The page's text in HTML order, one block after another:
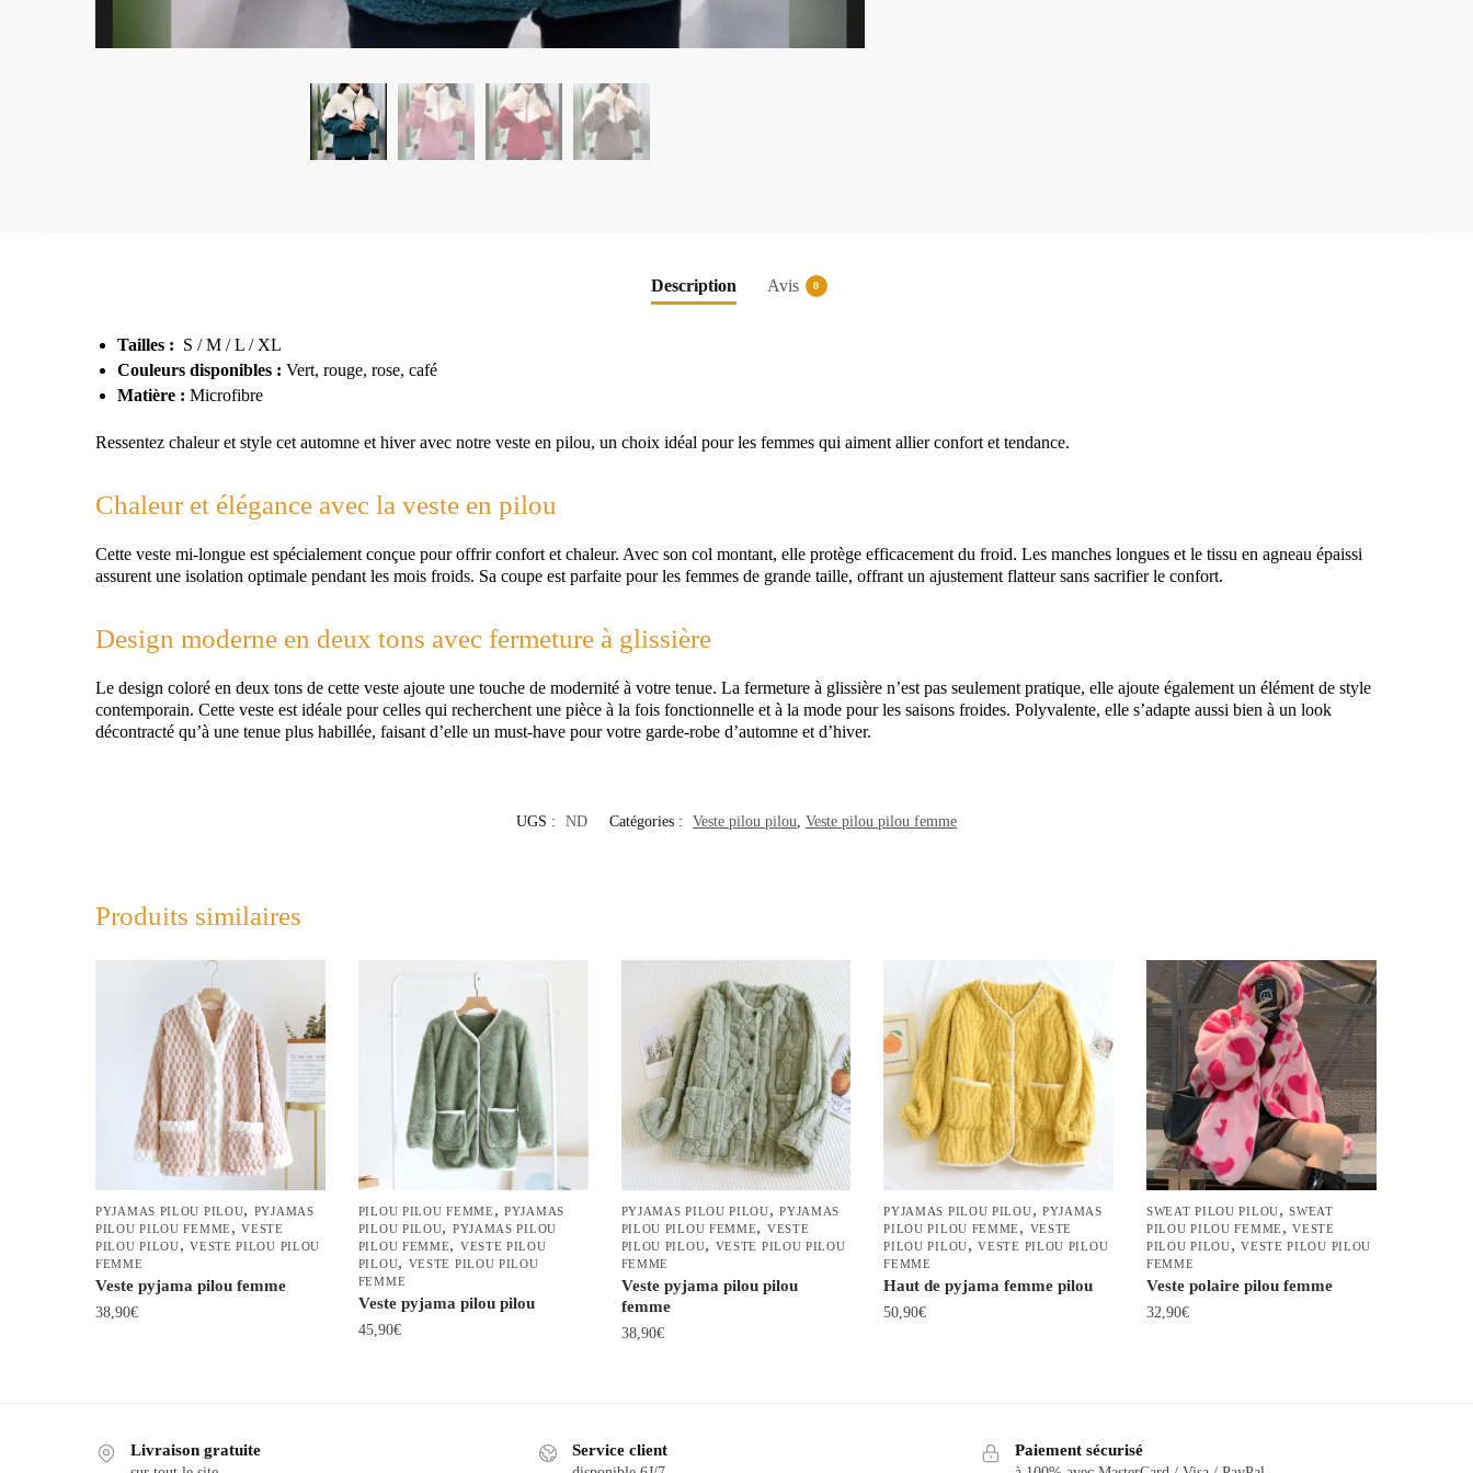
Description Avis 0
Tailles : S / M / L / XL
Couleurs disponibles :Vert, rouge, rose, café
Matière :Microfibre
Ressentez chaleur et style cet automne et hiver avec notre veste en pilou, un choix idéal pour les femmes qui aiment allier confort et tendance.
Chaleur et élégance avec la veste en pilou
Cette veste mi-longue est spécialement conçue pour offrir confort et chaleur. Avec son col montant, elle protège efficacement du froid. Les manches longues et le tissu en agneau épaissi
assurent une isolation optimale pendant les mois froids. Sa coupe est parfaite pour les femmes de grande taille, offrant un ajustement flatteur sans sacrifier le confort.
Design moderne en deux tons avec fermeture à glissière
Le design coloré en deux tons de cette veste ajoute une touche de modernité à votre tenue. La fermeture à glissière n’est pas seulement pratique, elle ajoute également un élément de style
contemporain. Cette veste est idéale pour celles qui recherchent une pièce à la fois fonctionnelle et à la mode pour les saisons froides. Polyvalente, elle s’adapte aussi bien à un look
décontracté qu’à une tenue plus habillée, faisant d’elle un must-have pour votre garde-robe d’automne et d’hiver.
UGS : ND Catégories : Veste pilou pilou, Veste pilou pilou femme
Produits similaires
PYJAMAS PILOU PILOU, PYJAMAS
PILOU PILOU FEMME,VESTE
PILOU PILOU,VESTE PILOU PILOU
FEMME
Veste pyjama pilou femme
38,90€
variations.
PILOU PILOU FEMME,PYJAMAS
PILOU PILOU, PYJAMAS PILOU
PILOU FEMME, VESTE PILOU
PILOU, VESTE PILOU PILOU
FEMME
Veste pyjama pilou pilou
45,90€
PYJAMAS PILOU PILOU,PYJAMAS
PILOU PILOU FEMME, VESTE
PILOU PILOU, VESTE PILOU PILOU
FEMME
Veste pyjama pilou pilou
femme
38,90€
plusieurs
PYJAMAS PILOU PILOU, PYJAMAS
PILOU PILOU FEMME, VESTE
PILOU PILOU,VESTE PILOU PILOU
FEMME
Haut de pyjama femme pilou
50,90€
SWEAT PILOU PILOU,SWEAT
PILOU PILOU FEMME,VESTE
PILOU PILOU,VESTE PILOU PILOU
FEMME
Veste polaire pilou femme
32,90€
Livraison gratuite Service client Paiement sécurisé